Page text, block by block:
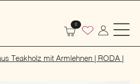
0
Teakholz mit Armlehnen | RODA |